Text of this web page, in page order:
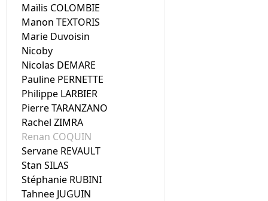
Maïlis COLOMBIE
Manon TEXTORIS
Marie Duvoisin
Nicoby
Nicolas DEMARE
Pauline PERNETTE
Philippe LARBIER
Pierre TARANZANO
Rachel ZIMRA
Renan COQUIN
Servane REVAULT
Stan SILAS
Stéphanie RUBINI
Tahnee JUGUIN